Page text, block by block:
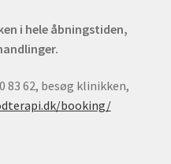
i hele åbningstiden,
83 62, besøg klinikken,
booking/